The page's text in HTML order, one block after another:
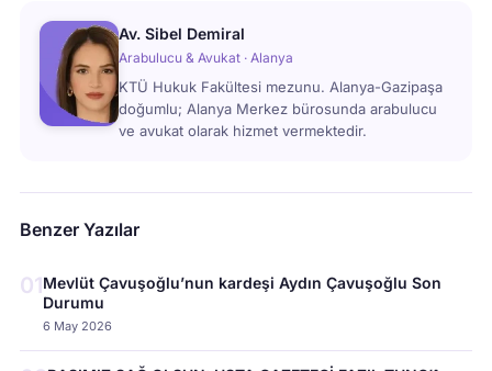
Av. Sibel Demiral
Arabulucu & Avukat · Alanya
KTÜ Hukuk Fakültesi mezunu. Alanya-Gazipaşa
doğumlu; Alanya Merkez bürosunda arabulucu
ve avukat olarak hizmet vermektedir.
Benzer Yazılar
01Mevlüt Çavuşoğlu’nun kardeşi Aydın Çavuşoğlu Son
Durumu
6 May 2026